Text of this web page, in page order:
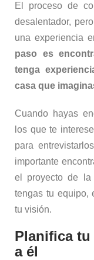
El proceso de
desalentador,
una experiencia
paso es
tenga
casa que
Cuando hayas
los que te
para
importante
el proyecto de
tengas tu equipo,
tu visión.
Planifica
a él